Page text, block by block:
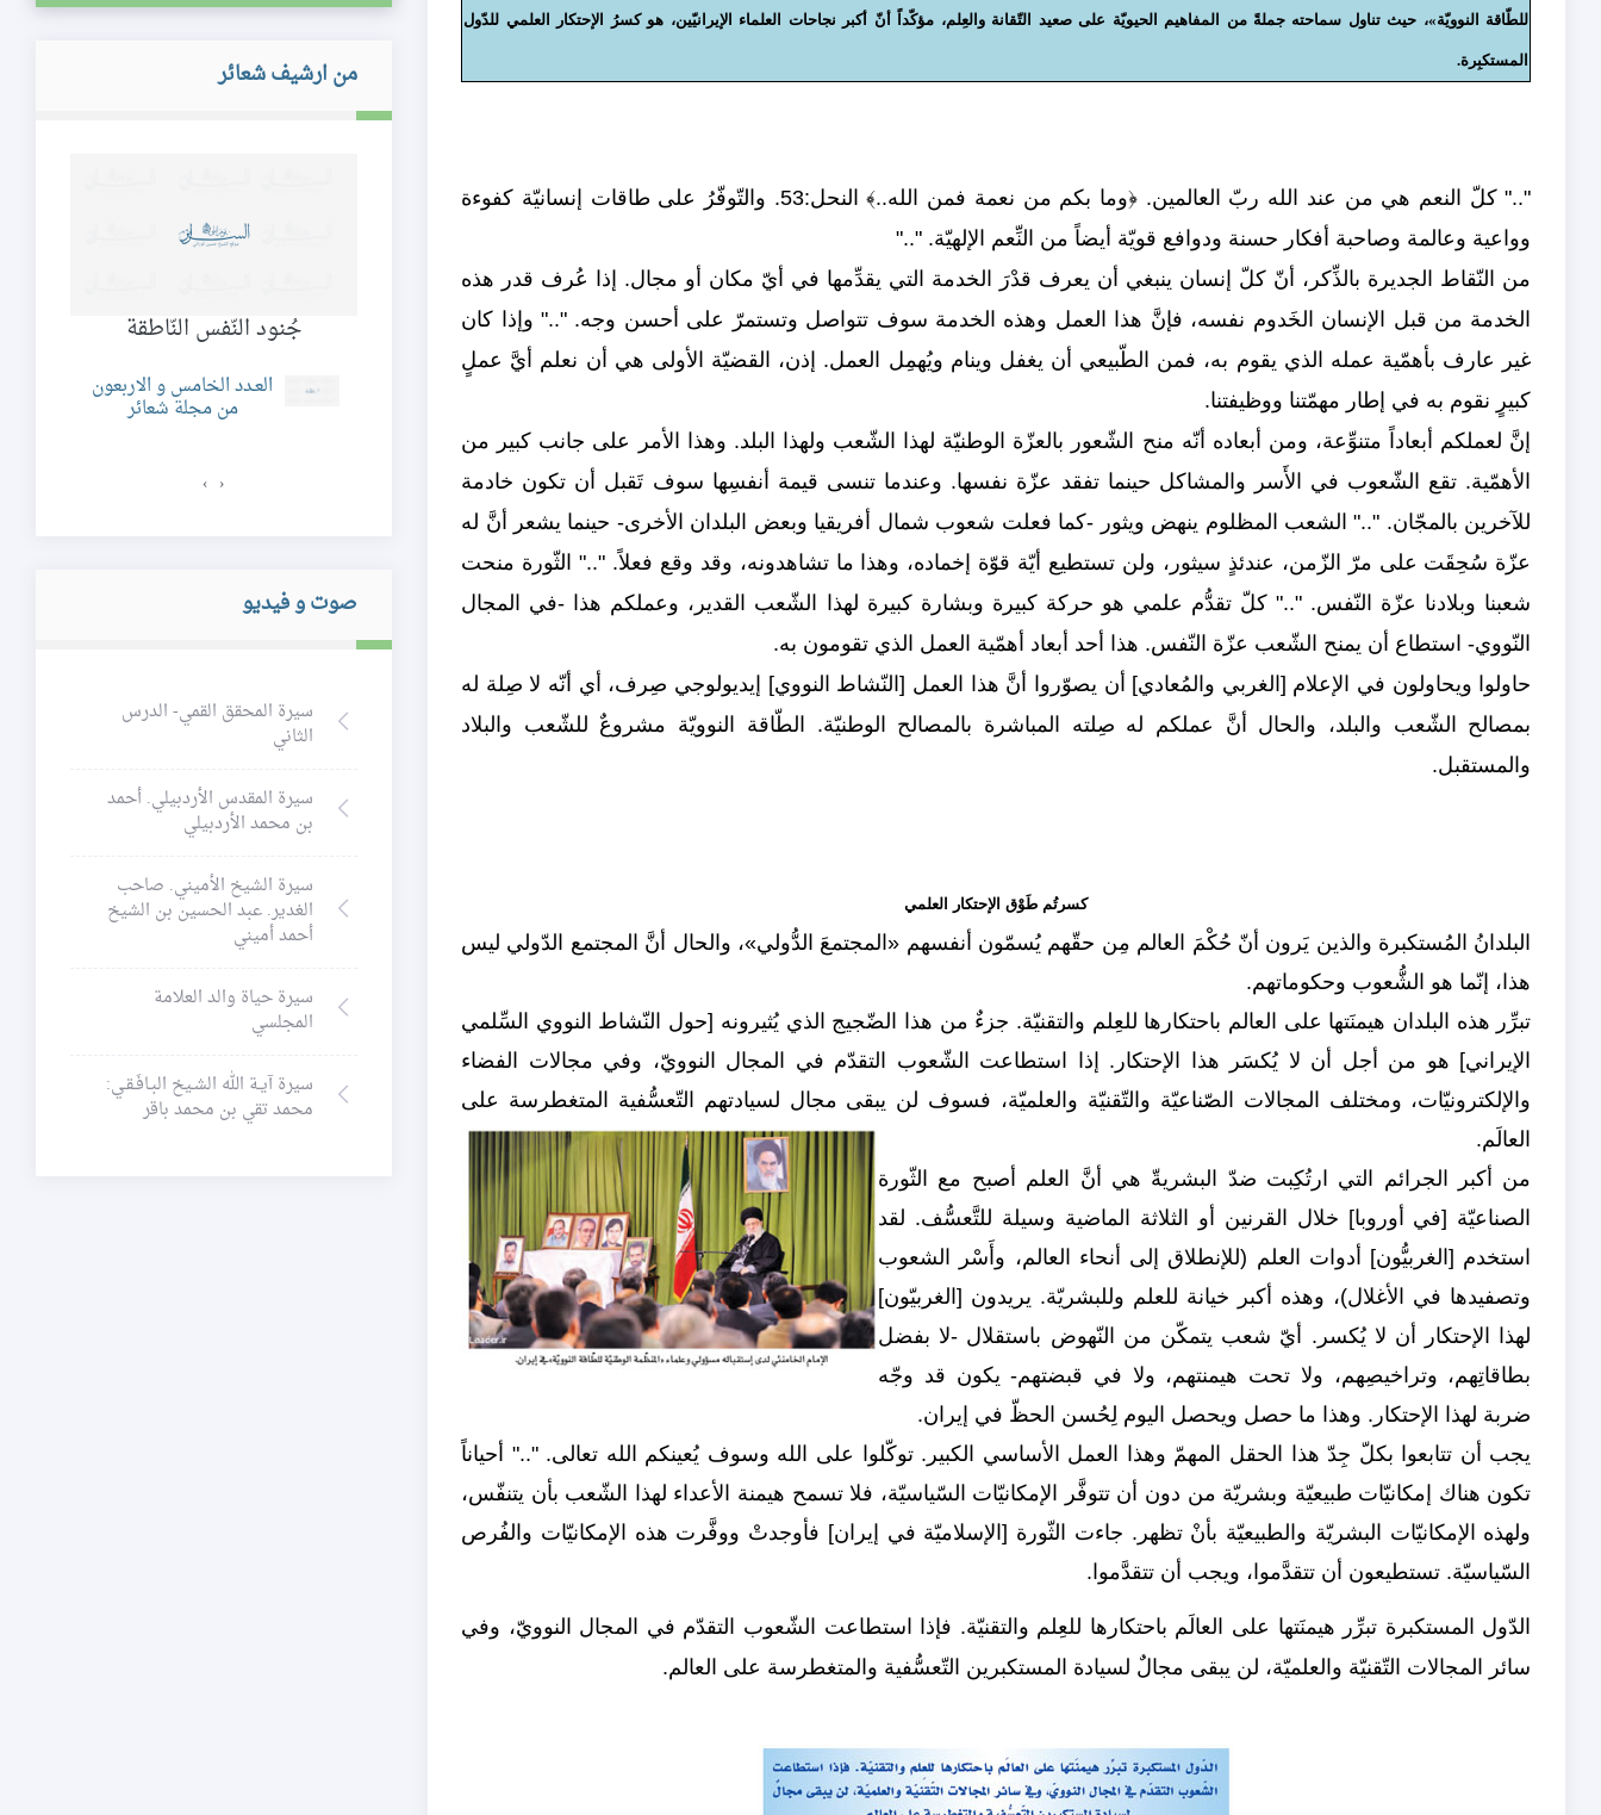
للطّاقة النوويّة»، حيث تناول سماحته جملةً من المفاهيم الحيويّة على صعيد التّقانة والعِلم، مؤكّداً أنّ أكبر نجاحات العلماء الإيرانيّين، هو كسرُ الإحتكار العلمي للدّول
المستكبِرة.
".." كلّ النعم هي من عند الله ربّ العالمين. ﴿وما بكم من نعمة فمن الله..﴾ النحل:53. والتّوفّرُ على طاقات إنسانيّة كفوءة
وواعية وعالمة وصاحبة أفكار حسنة ودوافع قويّة أيضاً من النِّعم الإلهيّة. ".."
من النّقاط الجديرة بالذِّكر، أنّ كلّ إنسان ينبغي أن يعرف قدْرَ الخدمة التي يقدِّمها في أيّ مكان أو مجال. إذا عُرف قدر هذه
الخدمة من قبل الإنسان الخَدوم نفسه، فإنَّ هذا العمل وهذه الخدمة سوف تتواصل وتستمرّ على أحسن وجه. ".." وإذا كان
غير عارف بأهمّية عمله الذي يقوم به، فمن الطّبيعي أن يغفل وينام ويُهمِل العمل. إذن، القضيّة الأولى هي أن نعلم أيَّ عملٍ
كبيرٍ نقوم به في إطار مهمّتنا ووظيفتنا.
إنَّ لعملكم أبعاداً متنوِّعة، ومن أبعاده أنّه منح الشّعور بالعزّة الوطنيّة لهذا الشّعب ولهذا البلد. وهذا الأمر على جانب كبير من
الأهمّية. تقع الشّعوب في الأَسر والمشاكل حينما تفقد عزّة نفسها. وعندما تنسى قيمة أنفسِها سوف تَقبل أن تكون خادمة
للآخرين بالمجّان. ".." الشعب المظلوم ينهض ويثور -كما فعلت شعوب شمال أفريقيا وبعض البلدان الأخرى- حينما يشعر أنَّ له
عزّة سُحِقَت على مرّ الزّمن، عندئذٍ سيثور، ولن تستطيع أيّة قوّة إخماده، وهذا ما تشاهدونه، وقد وقع فعلاً. ".." الثّورة منحت
شعبنا وبلادنا عزّة النّفس. ".." كلّ تقدُّم علمي هو حركة كبيرة وبشارة كبيرة لهذا الشّعب القدير، وعملكم هذا -في المجال
النّووي- استطاع أن يمنح الشّعب عزّة النّفس. هذا أحد أبعاد أهمّية العمل الذي تقومون به.
حاولوا ويحاولون في الإعلام [الغربي والمُعادي] أن يصوّروا أنَّ هذا العمل [النّشاط النووي] إيديولوجي صِرف، أي أنّه لا صِلة له
بمصالح الشّعب والبلد، والحال أنَّ عملكم له صِلته المباشرة بالمصالح الوطنيّة. الطّاقة النوويّة مشروعٌ للشّعب والبلاد
والمستقبل.
كسرتُم طَوْق الإحتكار العلمي
البلدانُ المُستكبرة والذين يَرون أنّ حُكْمَ العالم مِن حقّهم يُسمّون أنفسهم «المجتمعَ الدُّولي»، والحال أنَّ المجتمع الدّولي ليس
هذا، إنّما هو الشُّعوب وحكوماتهم.
تبرِّر هذه البلدان هيمنَتها على العالم باحتكارها للعِلم والتقنيّة. جزءٌ من هذا الضّجيج الذي يُثيرونه [حول النّشاط النووي السِّلمي
الإيراني] هو من أجل أن لا يُكسَر هذا الإحتكار. إذا استطاعت الشّعوب التقدّم في المجال النوويّ، وفي مجالات الفضاء
والإلكترونيّات، ومختلف المجالات الصّناعيّة والتّقنيّة والعلميّة، فسوف لن يبقى مجال لسيادتهم التّعسُّفية المتغطرسة على
العالَم.
من أكبر الجرائم التي ارتُكِبت ضدّ البشريةّ هي أنَّ العلم أصبح مع الثّورة
الصناعيّة [في أوروبا] خلال القرنين أو الثلاثة الماضية وسيلة للتَّعسُّف. لقد
استخدم [الغربيُّون] أدوات العلم (للإنطلاق إلى أنحاء العالم، وأَسْر الشعوب
وتصفيدها في الأغلال)، وهذه أكبر خيانة للعلم وللبشريّة. يريدون [الغربيّون]
لهذا الإحتكار أن لا يُكسر. أيّ شعب يتمكّن من النّهوض باستقلال -لا بفضل
بطاقاتِهم، وتراخيصِهم، ولا تحت هيمنتهم، ولا في قبضتهم- يكون قد وجّه
ضربة لهذا الإحتكار. وهذا ما حصل ويحصل اليوم لِحُسن الحظّ في إيران.
يجب أن تتابعوا بكلّ جِدّ هذا الحقل المهمّ وهذا العمل الأساسي الكبير. توكّلوا على الله وسوف يُعينكم الله تعالى. ".." أحياناً
تكون هناك إمكانيّات طبيعيّة وبشريّة من دون أن تتوفَّر الإمكانيّات السّياسيّة، فلا تسمح هيمنة الأعداء لهذا الشّعب بأن يتنفّس،
ولهذه الإمكانيّات البشريّة والطبيعيّة بأنْ تظهر. جاءت الثّورة [الإسلاميّة في إيران] فأوجدتْ ووفَّرت هذه الإمكانيّات والفُرص
السّياسيّة. تستطيعون أن تتقدَّموا، ويجب أن تتقدَّموا.
الدّول المستكبرة تبرِّر هيمنَتها على العالَم باحتكارها للعِلم والتقنيّة. فإذا استطاعت الشّعوب التقدّم في المجال النوويّ، وفي
سائر المجالات التّقنيّة والعلميّة، لن يبقى مجالٌ لسيادة المستكبرين التّعسُّفية والمتغطرسة على العالم.
من ارشيف شعائر
حقائق تتمّ بها حياة الصلاة «وألزِم قلبي حفظ كتابك كما
علّمتني»
من مجلة شعائر
جُنود النّفس النّاطقة
العـدد الخامس و الاربعون
من مجلة شعائر
‹
›
صوت و فيديو
سيرة المحقق القمي- الدرس
الثاني
سيرة المقدس الأردبيلي. أحمد
بن محمد الأردبيلي
سيرة الشيخ الأميني. صاحب
الغدير. عبد الحسين بن الشيخ
أحمد أميني
سيرة حياة والد العلامة
المجلسي
سيرة آيـة الله الشـيخ البـافَـقـي:
محمد تقي بن محمد باقر